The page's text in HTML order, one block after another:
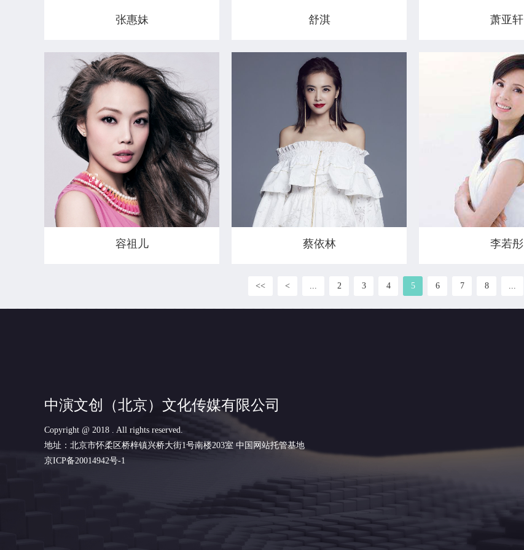
张惠妹 舒淇 萧亚轩
容祖儿 蔡依林 李若彤
<< < ... 2 3 4 5 6 7 8 ...
中演文创（北京）文化传媒有限公司
Copyright @ 2018 . All rights reserved.
地址：北京市怀柔区桥梓镇兴桥大街1号南楼203室 中国网站托管基地
京ICP备20014942号-1